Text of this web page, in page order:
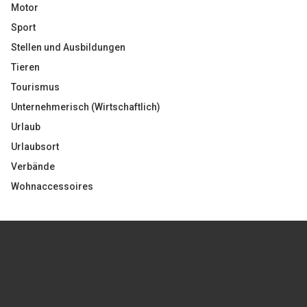
Motor
Sport
Stellen und Ausbildungen
Tieren
Tourismus
Unternehmerisch (Wirtschaftlich)
Urlaub
Urlaubsort
Verbände
Wohnaccessoires